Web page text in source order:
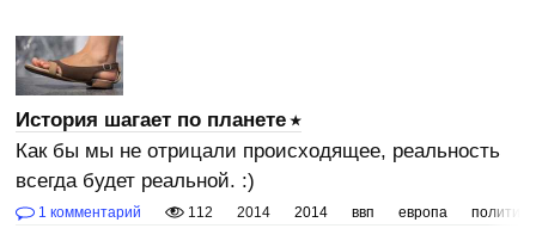
История шагает по планете
Как бы мы не отрицали происходящее, реальность
всегда будет реальной. :)
1 комментарий 112 2014 2014 ввп европа политика